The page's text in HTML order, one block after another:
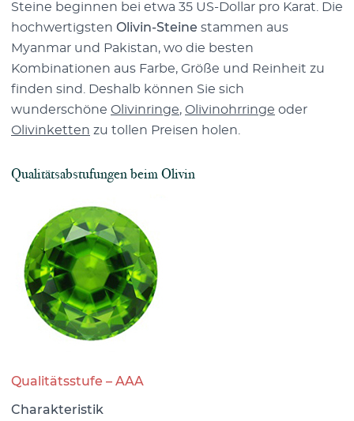
Steine beginnen bei etwa 35 US-Dollar pro Karat. Die
hochwertigsten Olivin-Steine stammen aus
Myanmar und Pakistan, wo die besten
Kombinationen aus Farbe, Größe und Reinheit zu
finden sind. Deshalb können Sie sich
wunderschöne Olivinringe, Olivinohrringe oder
Olivinketten zu tollen Preisen holen.
Qualitätsabstufungen beim Olivin
Qualitätsstufe – AAA
Charakteristik